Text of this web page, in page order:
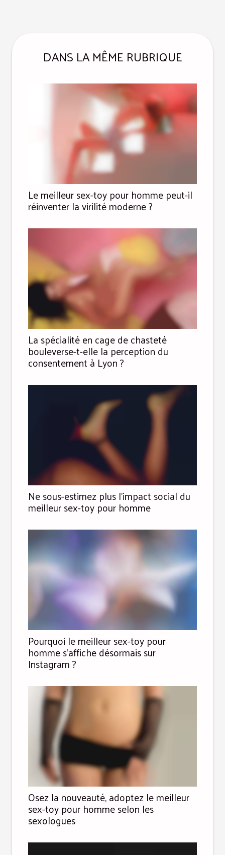
DANS LA MÊME RUBRIQUE
Le meilleur sex-toy pour homme peut-il
réinventer la virilité moderne ?
La spécialité en cage de chasteté
bouleverse-t-elle la perception du
consentement à Lyon ?
Ne sous-estimez plus l’impact social du
meilleur sex-toy pour homme
Pourquoi le meilleur sex-toy pour
homme s’affiche désormais sur
Instagram ?
Osez la nouveauté, adoptez le meilleur
sex-toy pour homme selon les
sexologues